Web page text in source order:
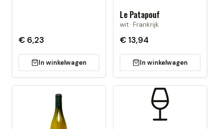
€ 6,23
In winkelwagen
Le Patapouf
wit · Frankrijk
€ 13,94
In winkelwagen